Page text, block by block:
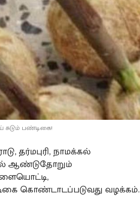
பண்டிகை!
தர்மபுரி, நாமக்கல்
ஆண்டுதோறும்
கொண்டாடப்படுவது வழக்கம்.